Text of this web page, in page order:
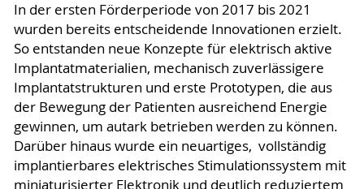
In der ersten Förderperiode von 2017 bis 2021
wurden bereits entscheidende Innovationen erzielt.
So entstanden neue Konzepte für elektrisch aktive
Implantatmaterialien, mechanisch zuverlässigere
Implantatstrukturen und erste Prototypen, die aus
der Bewegung der Patienten ausreichend Energie
gewinnen, um autark betrieben werden zu können.
Darüber hinaus wurde ein neuartiges, vollständig
implantierbares elektrisches Stimulationssystem mit
miniaturisierter Elektronik und deutlich reduziertem